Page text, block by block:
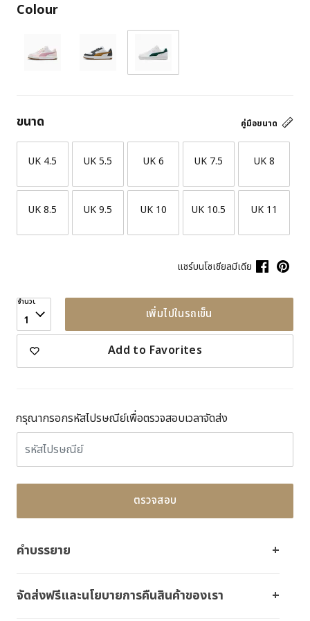
Colour
คู่มือขนาด
ขนาด
UK 4.5 UK 5.5 UK 6 UK 7.5 UK 8
UK 8.5 UK 9.5 UK 10 UK 10.5 UK 11
แชร์บนโซเชียลมีเดีย
จำนวน
1 เพิ่มไปในรถเข็น
Add to Favorites
กรุณากรอกรหัสไปรษณีย์เพื่อตรวจสอบเวลาจัดส่ง
ตรวจสอบ
คำบรรยาย
จัดส่งฟรีและนโยบายการคืนสินค้าของเรา